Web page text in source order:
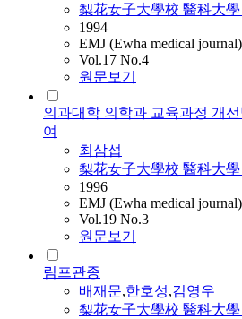
梨花女子大學校 醫科大
1994
EMJ (Ewha medical journal)
Vol.17 No.4
원문보기
의과대학 의학과 교육과정 개
여
최삼섭
梨花女子大學校 醫科大
1996
EMJ (Ewha medical journal)
Vol.19 No.3
원문보기
림프관종
배재문,한호성,김영우
梨花女子大學校 醫科大